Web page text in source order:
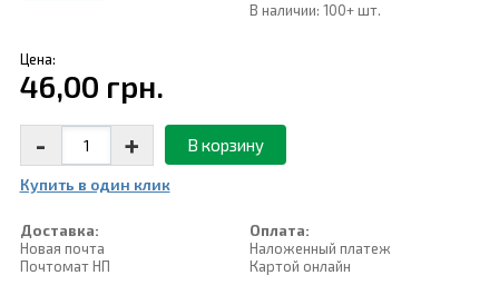
В наличии: 100+ шт.
Цена:
46,00 грн.
- + В корзину
Купить в один клик
Доставка:
Новая почта
Почтомат НП
Оплата:
Наложенный платеж
Картой онлайн